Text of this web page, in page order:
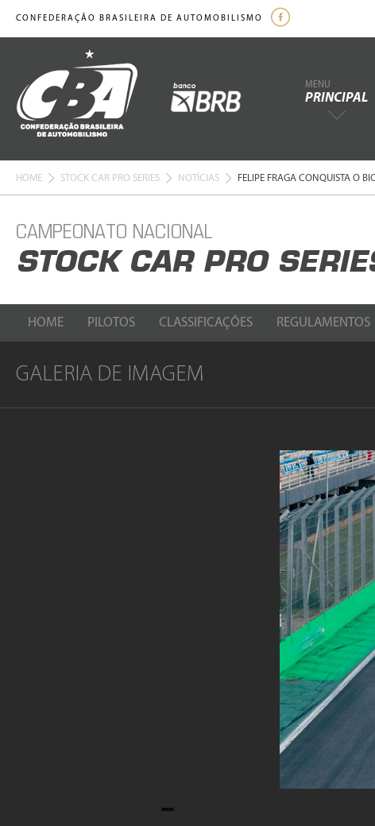
CONFEDERAÇÃO BRASILEIRA DE AUTOMOBILISMO
MENU
PRINCIPAL
HOME STOCK CAR PRO SERIES NOTÍCIAS FELIPE FRAGA CONQUISTA O
CAMPEONATO NACIONAL
STOCK CAR PRO
HOME PILOTOS CLASSIFICAÇÕES REGULAMENTOS
GALERIA DE IMAGEM